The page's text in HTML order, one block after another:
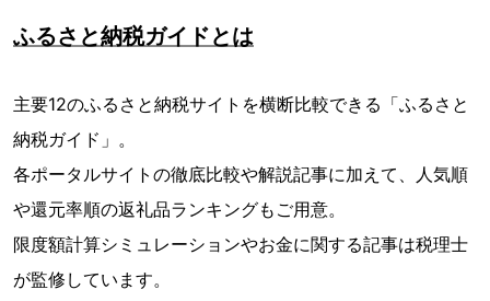
ふるさと納税ガイドとは
主要12のふるさと納税サイトを横断比較できる「ふるさと
納税ガイド」。
各ポータルサイトの徹底比較や解説記事に加えて、人気順
や還元率順の返礼品ランキングもご用意。
限度額計算シミュレーションやお金に関する記事は税理士
が監修しています。